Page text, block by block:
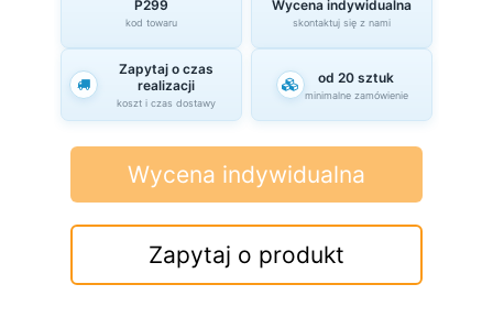
P299
kod towaru
Wycena indywidualna
skontaktuj się z nami
Zapytaj o czas
realizacji
koszt i czas dostawy
od 20 sztuk
minimalne zamówienie
Zapytaj o produkt
Wycena indywidualna